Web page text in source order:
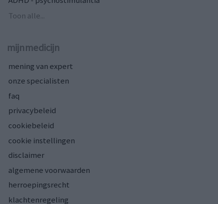
Toon alle...
mijnmedicijn
mening van expert
onze specialisten
faq
privacybeleid
cookiebeleid
cookie instellingen
disclaimer
algemene voorwaarden
herroepingsrecht
klachtenregeling